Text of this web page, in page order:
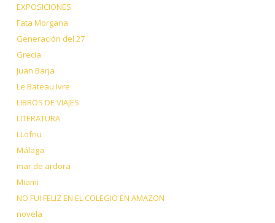
EXPOSICIONES
Fata Morgana
Generación del 27
Grecia
Juan Barja
Le Bateau Ivre
LIBROS DE VIAJES
LITERATURA
LLofriu
Málaga
mar de ardora
Miami
NO FUI FELIZ EN EL COLEGIO EN AMAZON
novela